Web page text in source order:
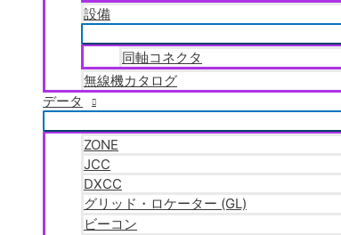
設備
同軸コネクタ
無線機カタログ
データ
ZONE
JCC
DXCC
グリッド・ロケーター (GL)
ビーコン